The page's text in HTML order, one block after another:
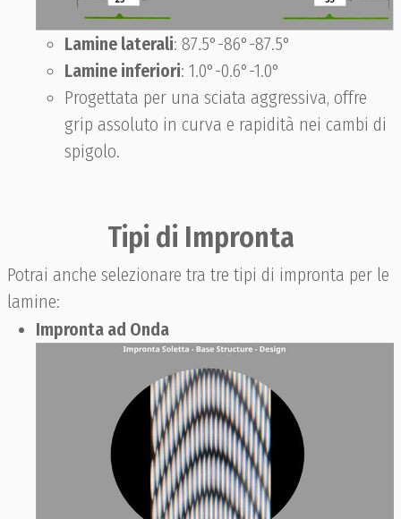
Lamine laterali: 87.5°-86°-87.5°
Lamine inferiori: 1.0°-0.6°-1.0°
Progettata per una sciata aggressiva, offre
grip assoluto in curva e rapidità nei cambi di
spigolo.
Tipi di Impronta
Potrai anche selezionare tra tre tipi di impronta per le
lamine:
Impronta ad Onda